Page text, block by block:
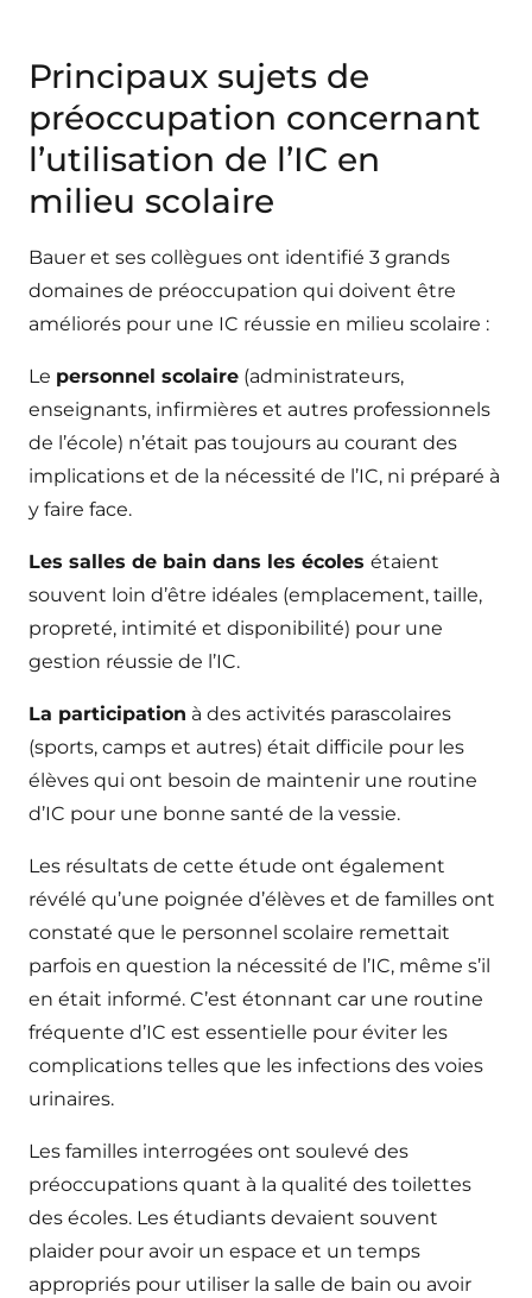
Principaux sujets de
préoccupation concernant
l’utilisation de l’IC en
milieu scolaire
Bauer et ses collègues ont identifié 3 grands
domaines de préoccupation qui doivent être
améliorés pour une IC réussie en milieu scolaire :
Le personnel scolaire (administrateurs,
enseignants, infirmières et autres professionnels
de l’école) n’était pas toujours au courant des
implications et de la nécessité de l’IC, ni préparé à
y faire face.
Les salles de bain dans les écoles étaient
souvent loin d’être idéales (emplacement, taille,
propreté, intimité et disponibilité) pour une
gestion réussie de l’IC.
La participation à des activités parascolaires
(sports, camps et autres) était difficile pour les
élèves qui ont besoin de maintenir une routine
d’IC pour une bonne santé de la vessie.
Les résultats de cette étude ont également
révélé qu’une poignée d’élèves et de familles ont
constaté que le personnel scolaire remettait
parfois en question la nécessité de l’IC, même s’il
en était informé. C’est étonnant car une routine
fréquente d’IC est essentielle pour éviter les
complications telles que les infections des voies
urinaires.
Les familles interrogées ont soulevé des
préoccupations quant à la qualité des toilettes
des écoles. Les étudiants devaient souvent
plaider pour avoir un espace et un temps
appropriés pour utiliser la salle de bain ou avoir